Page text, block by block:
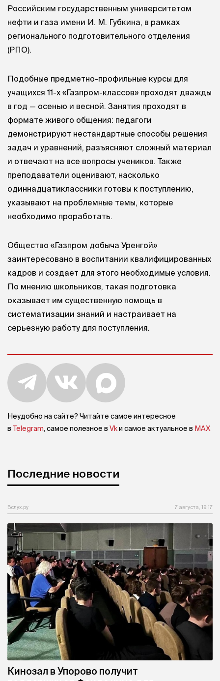
Российским государственным университетом
нефти и газа имени И. М. Губкина, в рамках
регионального подготовительного отделения
(РПО).
Подобные предметно-профильные курсы для
учащихся 11-х «Газпром-классов» проходят дважды
в год — осенью и весной. Занятия проходят в
формате живого общения: педагоги
демонстрируют нестандартные способы решения
задач и уравнений, разъясняют сложный материал
и отвечают на все вопросы учеников. Также
преподаватели оценивают, насколько
одиннадцатиклассники готовы к поступлению,
указывают на проблемные темы, которые
необходимо проработать.
Общество «Газпром добыча Уренгой»
заинтересовано в воспитании квалифицированных
кадров и создает для этого необходимые условия.
По мнению школьников, такая подготовка
оказывает им существенную помощь в
систематизации знаний и настраивает на
серьезную работу для поступления.
Неудобно на сайте? Читайте самое интересное
в Telegram, самое полезное в Vkи самое актуальное в MAX
Последние новости
Вслух.ру 7 августа, 19:17
Кинозал в Упорово получит